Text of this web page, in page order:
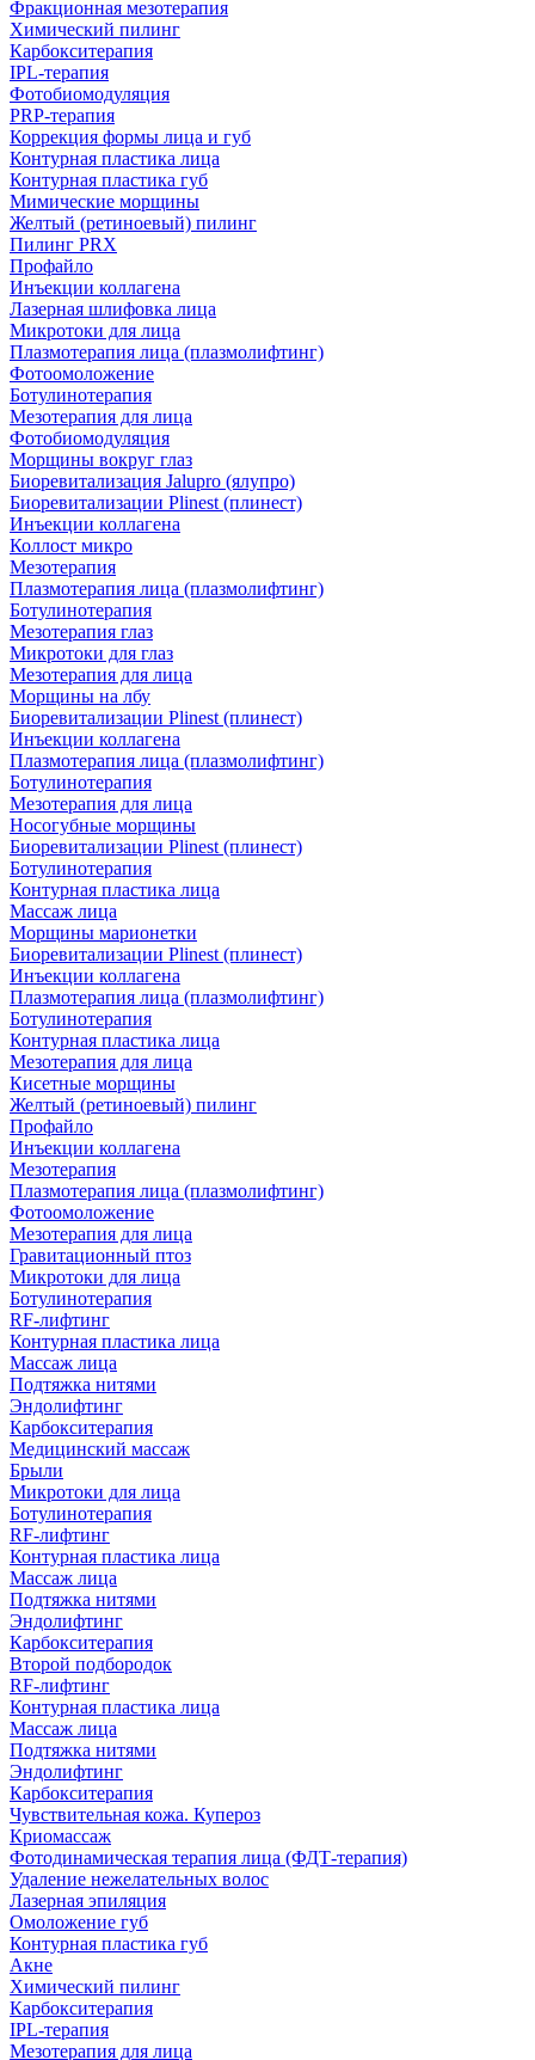
Фракционная мезотерапия
Химический пилинг
Карбокситерапия
IPL‑терапия
Фотобиомодуляция
PRP-терапия
Коррекция формы лица и губ
Контурная пластика лица
Контурная пластика губ
Мимические морщины
Желтый (ретиноевый) пилинг
Пилинг PRX
Профайло
Инъекции коллагена
Лазерная шлифовка лица
Микротоки для лица
Плазмотерапия лица (плазмолифтинг)
Фотоомоложение
Ботулинотерапия
Мезотерапия для лица
Фотобиомодуляция
Морщины вокруг глаз
Биоревитализация Jalupro (ялупро)
Биоревитализации Plinest (плинест)
Инъекции коллагена
Коллост микро
Мезотерапия
Плазмотерапия лица (плазмолифтинг)
Ботулинотерапия
Мезотерапия глаз
Микротоки для глаз
Мезотерапия для лица
Морщины на лбу
Биоревитализации Plinest (плинест)
Инъекции коллагена
Плазмотерапия лица (плазмолифтинг)
Ботулинотерапия
Мезотерапия для лица
Носогубные морщины
Биоревитализации Plinest (плинест)
Ботулинотерапия
Контурная пластика лица
Массаж лица
Морщины марионетки
Биоревитализации Plinest (плинест)
Инъекции коллагена
Плазмотерапия лица (плазмолифтинг)
Ботулинотерапия
Контурная пластика лица
Мезотерапия для лица
Кисетные морщины
Желтый (ретиноевый) пилинг
Профайло
Инъекции коллагена
Мезотерапия
Плазмотерапия лица (плазмолифтинг)
Фотоомоложение
Мезотерапия для лица
Гравитационный птоз
Микротоки для лица
Ботулинотерапия
RF-лифтинг
Контурная пластика лица
Массаж лица
Подтяжка нитями
Эндолифтинг
Карбокситерапия
Медицинский массаж
Брыли
Микротоки для лица
Ботулинотерапия
RF-лифтинг
Контурная пластика лица
Массаж лица
Подтяжка нитями
Эндолифтинг
Карбокситерапия
Второй подбородок
RF-лифтинг
Контурная пластика лица
Массаж лица
Подтяжка нитями
Эндолифтинг
Карбокситерапия
Чувствительная кожа. Купероз
Криомассаж
Фотодинамическая терапия лица (ФДТ-терапия)
Удаление нежелательных волос
Лазерная эпиляция
Омоложение губ
Контурная пластика губ
Акне
Химический пилинг
Карбокситерапия
IPL‑терапия
Мезотерапия для лица